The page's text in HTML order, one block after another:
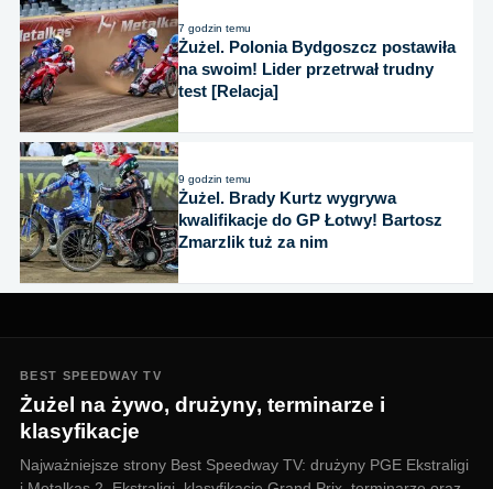
7 godzin temu
Żużel. Polonia Bydgoszcz postawiła
na swoim! Lider przetrwał trudny
test [Relacja]
9 godzin temu
Żużel. Brady Kurtz wygrywa
kwalifikacje do GP Łotwy! Bartosz
Zmarzlik tuż za nim
BEST SPEEDWAY TV
Żużel na żywo, drużyny, terminarze i
klasyfikacje
Najważniejsze strony Best Speedway TV: drużyny PGE Ekstraligi